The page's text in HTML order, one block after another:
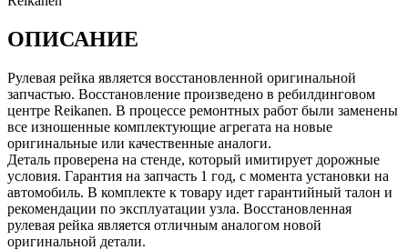
ОПИСАНИЕ
Рулевая рейка является восстановленной оригинальной
запчастью. Восстановление произведено в ребилдинговом
центре Reikanen. В процессе ремонтных работ были заменены
все изношенные комплектующие агрегата на новые
оригинальные или качественные аналоги.
Деталь проверена на стенде, который имитирует дорожные
условия. Гарантия на запчасть 1 год, с момента установки на
автомобиль. В комплекте к товару идет гарантийный талон и
рекомендации по эксплуатации узла. Восстановленная
рулевая рейка является отличным аналогом новой
оригинальной детали.